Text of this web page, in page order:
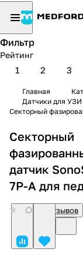
Фильтр
Рейтинг
1 2 3
Главная
Датчики для УЗИ
Секторный
Секторный
датчик
7P-A для
Нет отзывов